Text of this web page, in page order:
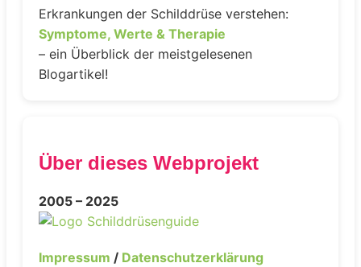
Erkrankungen der Schilddrüse verstehen:
Symptome, Werte & Therapie
– ein Überblick der meistgelesenen
Blogartikel!
Über dieses Webprojekt
2005 – 2025
Impressum / Datenschutzerklärung